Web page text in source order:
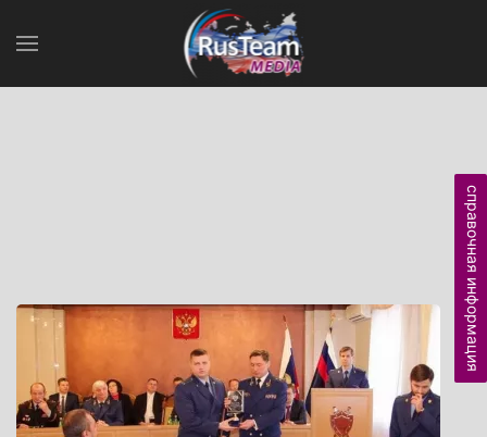
справочная информация